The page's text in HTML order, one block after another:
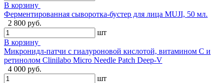
В корзину
Ферментированная сыворотка-бустер для лица MUJI, 50 мл.
2 800 руб.
шт
В корзину
Микронидл-патчи с гиалуроновой кислотой, витамином C и
ретинолом Clinilabo Micro Needle Patch Deep-V
4 000 руб.
шт